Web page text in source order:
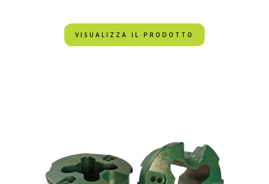
VISUALIZZA IL PRODOTTO